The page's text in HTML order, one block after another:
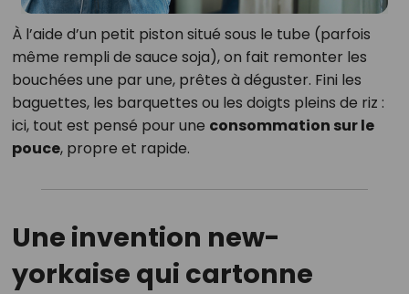
À l’aide d’un petit piston situé sous le tube (parfois
même rempli de sauce soja), on fait remonter les
bouchées une par une, prêtes à déguster. Fini les
baguettes, les barquettes ou les doigts pleins de riz :
ici, tout est pensé pour une consommation sur le
pouce, propre et rapide.
Une invention new-
yorkaise qui cartonne